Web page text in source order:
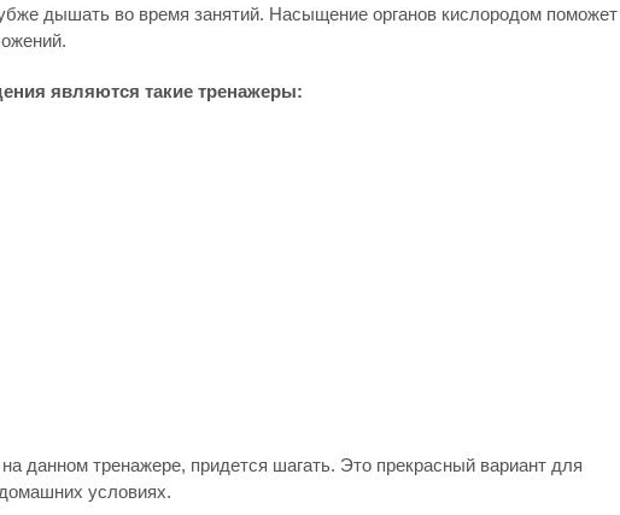
дышать во время занятий. Насыщение органов кислородом поможет
являются такие тренажеры:
данном тренажере, придется шагать. Это прекрасный вариант для
условиях.